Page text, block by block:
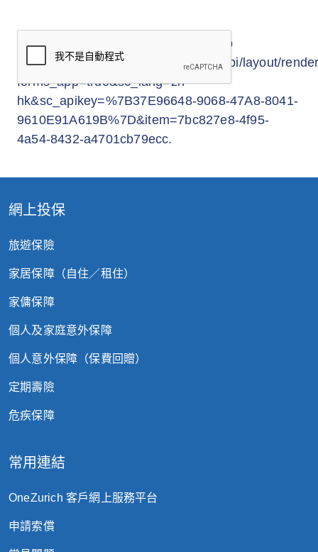
引致的責任
保障因工程中之支柱物震動、移除及減弱引
致倒塌或財物損毀的責任
網上投保
旅遊保險
家居保障（自住／租住）
家傭保障
個人及家庭意外保障
個人意外保障（保費回贈）
定期壽險
危疾保障
常用連結
OneZurich 客戶網上服務平台
申請索償